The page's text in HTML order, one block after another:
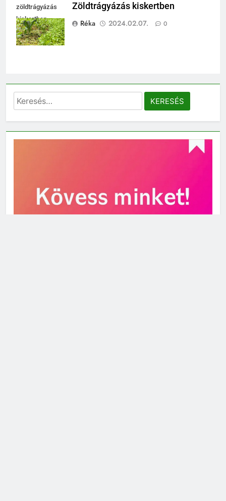
zöldtrágyázás
kiskertben
Zöldtrágyázás kiskertben
Réka
2024.02.07. 0
Keresés: